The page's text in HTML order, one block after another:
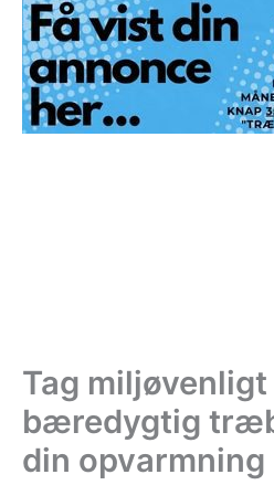
Tag
bæredygtig
din opvarmning